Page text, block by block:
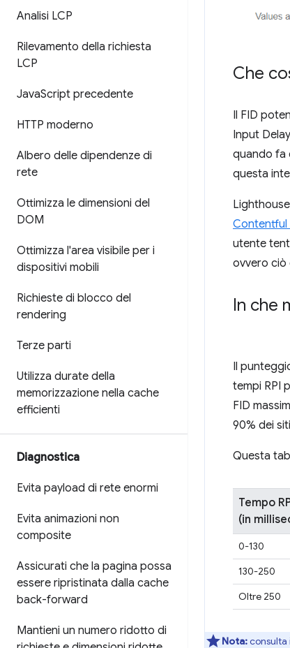
Analisi LCP
Rilevamento della richiesta
LCP
JavaScript precedente
HTTP moderno
Albero delle dipendenze di
rete
Ottimizza le dimensioni del
DOM
Ottimizza l'area visibile per i
dispositivi mobili
Richieste di blocco del
rendering
Terze parti
Utilizza durate della
memorizzazione nella cache
efficienti
Diagnostica
Evita payload di rete enormi
Evita animazioni non
composite
Assicurati che la pagina possa
essere ripristinata dalla cache
back-forward
Mantieni un numero ridotto di
Che
Il FID
Input
quando fa
questa
Contentful
utente
ovvero ciò
In che
Il
tempi RPI
FID
90% dei
Questa
Tempo
(in
0-130
130-250
Oltre 250
Nota:consulta